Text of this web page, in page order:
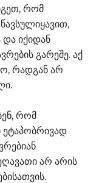
რომ
და იქიდან
გარეშე. აქ
რადგან არ
რომ
ეტაპობრივად
არ არის